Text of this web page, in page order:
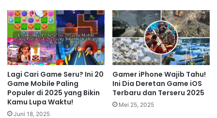
Lagi Cari Game Seru? Ini 20
Game Mobile Paling
Populer di 2025 yang Bikin
Kamu Lupa Waktu!
Juni 18, 2025
Gamer iPhone Wajib Tahu!
Ini Dia Deretan Game iOS
Terbaru dan Terseru 2025
Mei 25, 2025